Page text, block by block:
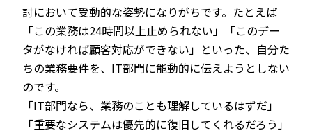
討において受動的な姿勢になりがちです。たとえば
「この業務は24時間以上止められない」「このデー
タがなければ顧客対応ができない」といった、自分た
ちの業務要件を、IT部門に能動的に伝えようとしない
のです。
「IT部門なら、業務のことも理解しているはずだ」
「重要なシステムは優先的に復旧してくれるだろう」